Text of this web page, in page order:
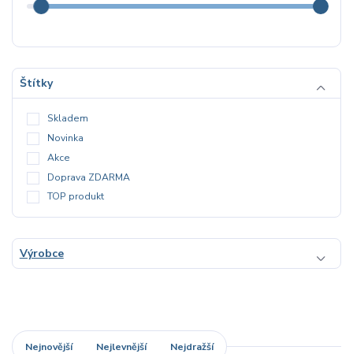
Štítky
Skladem
Novinka
Akce
Doprava ZDARMA
TOP produkt
Výrobce
Nejnovější Nejlevnější Nejdražší